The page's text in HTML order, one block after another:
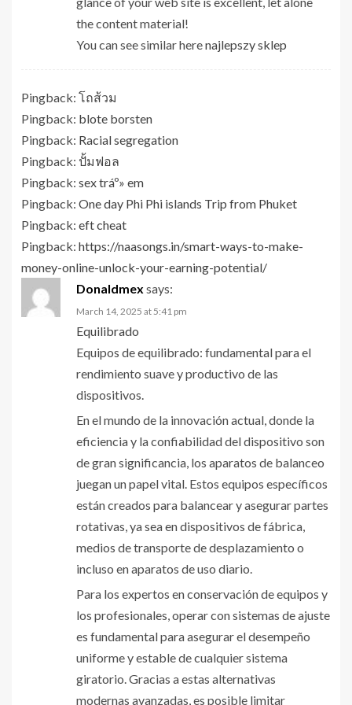
the content material!
You can see similar herenajlepszy sklep
Pingback: โถส้วม
Pingback: blote borsten
Pingback: Racial segregation
Pingback: ปั้มฟอล
Pingback: sex tráº» em
Pingback: One day Phi Phi islands Trip from Phuket
Pingback: eft cheat
Pingback: https://naasongs.in/smart-ways-to-make-
money-online-unlock-your-earning-potential/
Donaldmex says:
March 14, 2025 at 5:41 pm
Equilibrado
Equipos de equilibrado: fundamental para el
rendimiento suave y productivo de las
dispositivos.
En el mundo de la innovación actual, donde la
eficiencia y la confiabilidad del dispositivo son
de gran significancia, los aparatos de balanceo
juegan un papel vital. Estos equipos específicos
están creados para balancear y asegurar partes
rotativas, ya sea en dispositivos de fábrica,
medios de transporte de desplazamiento o
incluso en aparatos de uso diario.
Para los expertos en conservación de equipos y
los profesionales, operar con sistemas de ajuste
es fundamental para asegurar el desempeño
uniforme y estable de cualquier sistema
giratorio. Gracias a estas alternativas
modernas avanzadas, es posible limitar